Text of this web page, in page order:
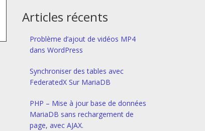
Articles récents
Problème d’ajout de vidéos MP4
dans WordPress
Synchroniser des tables avec
FederatedX Sur MariaDB
PHP – Mise à jour base de données
MariaDB sans rechargement de
page, avec AJAX.